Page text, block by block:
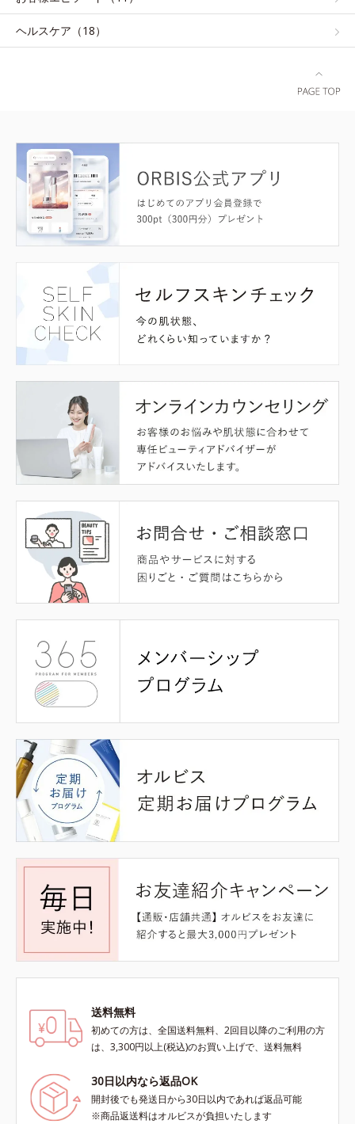
ヘルスケア（18）
送料無料
初めての方は、全国送料無料、2回目以降のご利用の方
は、3,300円以上(税込)のお買い上げで、送料無料
30日以内なら返品OK
開封後でも発送日から30日以内であれば返品可能
※商品返送料はオルビスが負担いたします